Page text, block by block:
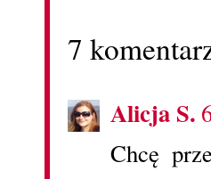
7
Alicja S.
Chcę